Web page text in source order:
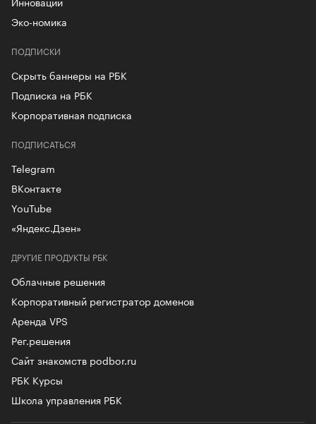
Эко-номика
ПОДПИСКИ
Скрыть баннеры на РБК
Подписка на РБК
Корпоративная подписка
ДРУГИЕ ПРОДУКТЫ РБК
Облачные решения
Корпоративный регистратор доменов
Аренда VPS
Рег.решения
Сайт знакомств podbor.ru
РБК Курсы
Школа управления РБК
ПОДПИСАТЬСЯ
Telegram
ВКонтакте
YouTube
«Яндекс.Дзен»